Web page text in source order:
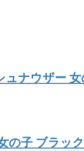
ナウザー
の子 ブラッ